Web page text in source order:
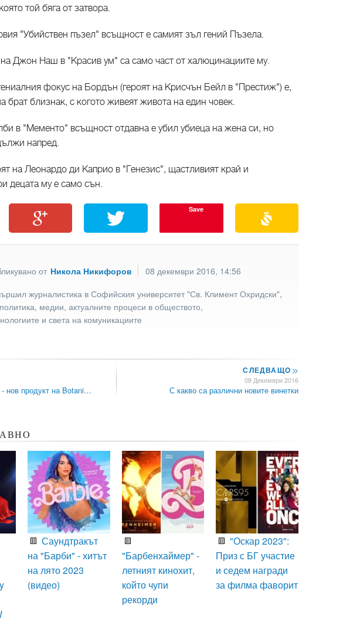
той бяга от затвора.
"Убийствен пъзел" всъщност е самият зъл гений Пъзела.
Джон Наш в "Красив ум" са само част от халюцинациите му.
фокус на Бордън (героят на Крисчън Бейл в "Престиж") е,
брат близнак, с когото живеят живота на един човек.
в "Мементо" всъщност отдавна е убил убиеца на жена си, но
напред.
на Леонардо ди Каприо в "Генезис", щастливият край и
децата му е само сън.
Save
от Никола Никифоров
08 декември 2016, 14:56
журналистика в Софийския университет "Св. Климент Охридски",
медии, актуалните процеси в обществото,
и света на комуникациите
нов продукт на Botani…
СЛЕДВАЩО>>
08 Декември 2016
С какво са различни новите винетки
Саундтракът
на "Барби" - хитът
на лято 2023
(видео)
"Барбенхаймер" -
летният кинохит,
който чупи
рекорди
"Оскар 2023":
Приз с БГ участие
и седем награди
за филма фаворит